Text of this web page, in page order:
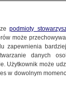
podmioty
może
zapewnienia
danych
Użytkownik może
w dowolnym